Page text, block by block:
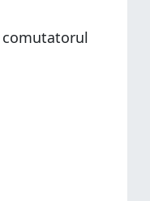
comutatorul